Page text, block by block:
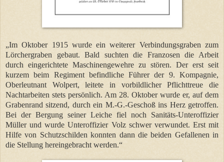
„Im Oktober 1915 wurde ein weiterer Verbindungsgraben zum
Lörchergraben gebaut. Bald suchten die Franzosen die Arbeit
durch eingerichtete Maschinengewehre zu stören. Der erst seit
kurzem beim Regiment befindliche Führer der 9. Kompagnie,
Oberleutnant Wolpert, leitete in vorbildlicher Pflichttreue die
Nachtarbeiten stets persönlich. Am 28. Oktober wurde er, auf dem
Grabenrand sitzend, durch ein M.-G.-Geschoß ins Herz getroffen.
Bei der Bergung seiner Leiche fiel noch Sanitäts-Unteroffizier
Müller und wurde Unteroffizier Volz schwer verwundet. Erst mit
Hilfe von Schutzschilden konnten dann die beiden Gefallenen in
die Stellung hereingebracht werden.“